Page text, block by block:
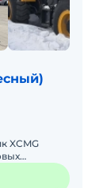
XCMG
Масса:10 400